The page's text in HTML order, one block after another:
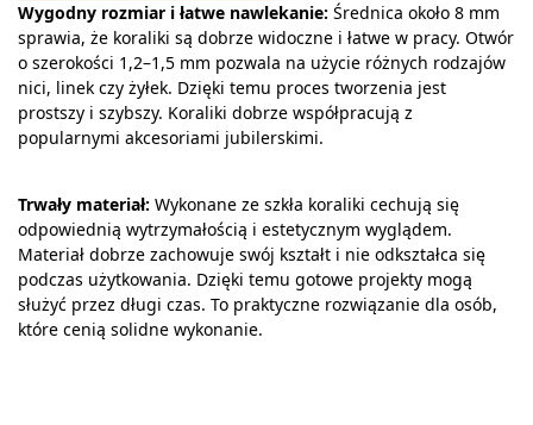
Wygodny rozmiar i łatwe nawlekanie: Średnica około 8 mm
sprawia, że koraliki są dobrze widoczne i łatwe w pracy. Otwór
o szerokości 1,2–1,5 mm pozwala na użycie różnych rodzajów
nici, linek czy żyłek. Dzięki temu proces tworzenia jest
prostszy i szybszy. Koraliki dobrze współpracują z
popularnymi akcesoriami jubilerskimi.
Trwały materiał: Wykonane ze szkła koraliki cechują się
odpowiednią wytrzymałością i estetycznym wyglądem.
Materiał dobrze zachowuje swój kształt i nie odkształca się
podczas użytkowania. Dzięki temu gotowe projekty mogą
służyć przez długi czas. To praktyczne rozwiązanie dla osób,
które cenią solidne wykonanie.